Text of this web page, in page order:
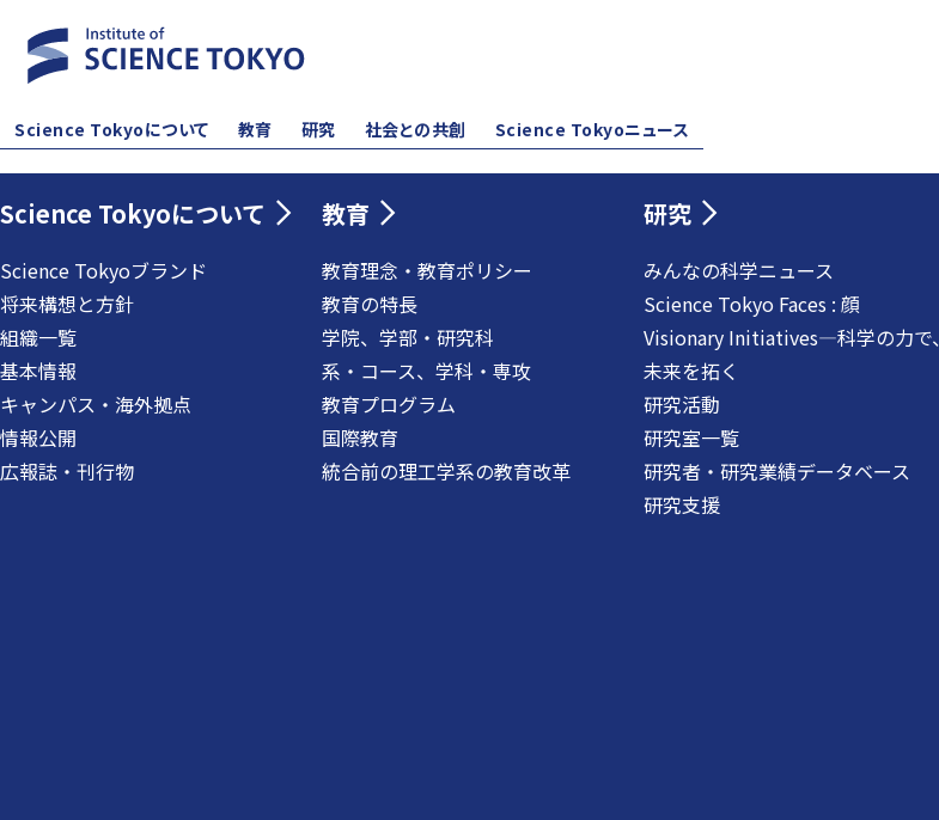
Science Tokyoについて 教育 研究 社会との共創 Science Tokyoニュース
Science Tokyoについて
Science Tokyoブランド
将来構想と方針
組織一覧
基本情報
キャンパス・海外拠点
情報公開
広報誌・刊行物
教育
教育理念・教育ポリシー
教育の特長
学院、学部・研究科
系・コース、学科・専攻
教育プログラム
国際教育
統合前の理工学系の教育改革
研究
みんなの科学ニュース
Science Tokyo Faces : 顔
Visionary Initiatives―科学の力で、
未来を拓く
研究活動
研究室一覧
研究者・研究業績データベース
研究支援